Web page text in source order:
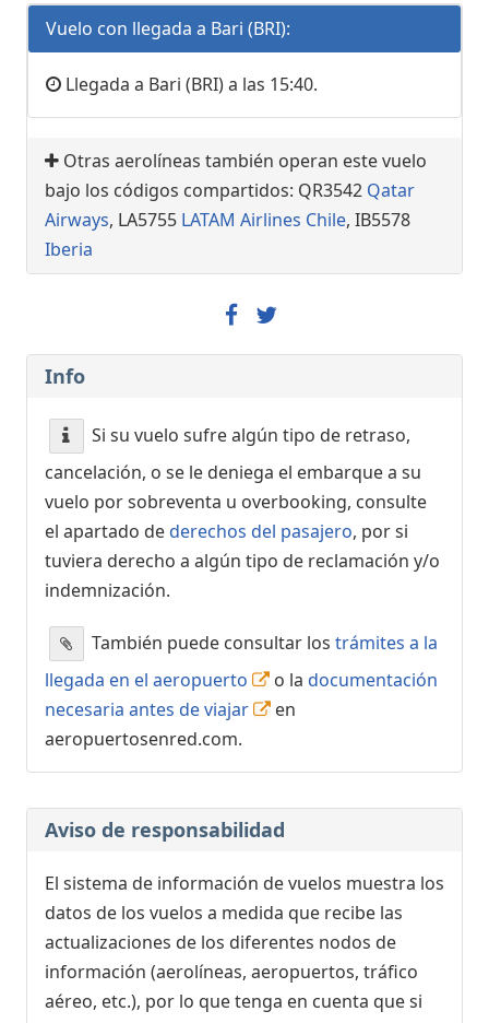
Vuelo con llegada a Bari (BRI):
Llegada a Bari (BRI) a las 15:40.
Otras aerolíneas también operan este vuelo
bajo los códigos compartidos: QR3542 Qatar
Airways, LA5755 LATAM Airlines Chile, IB5578
Iberia
Info
Si su vuelo sufre algún tipo de retraso,
cancelación, o se le deniega el embarque a su
vuelo por sobreventa u overbooking, consulte
el apartado dederechos del pasajero, por si
tuviera derecho a algún tipo de reclamación y/o
indemnización.
También puede consultar los trámites a la
llegada en el aeropuerto
o la documentación
necesaria antes de viajar
en
aeropuertosenred.com.
Aviso de responsabilidad
El sistema de información de vuelos muestra los
datos de los vuelos a medida que recibe las
actualizaciones de los diferentes nodos de
información (aerolíneas, aeropuertos, tráfico
aéreo, etc.), por lo que tenga en cuenta que si